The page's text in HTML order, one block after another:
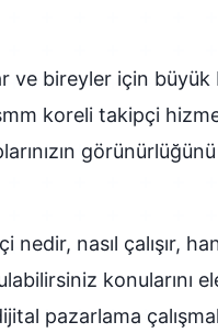
ve bireyler için
koreli takipçi
nedir, nasıl çalışır,
konularını
pazarlama